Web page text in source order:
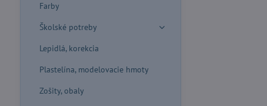
Farby
Školské potreby
Lepidlá, korekcia
Plastelína, modelovacie hmoty
Zošity, obaly